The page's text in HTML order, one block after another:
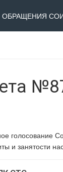
ОБРАЩЕНИЯ
и занятости